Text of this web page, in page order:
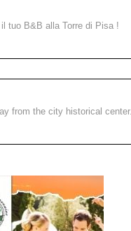
tuo B&B alla Torre di Pisa !
from the city historical center.